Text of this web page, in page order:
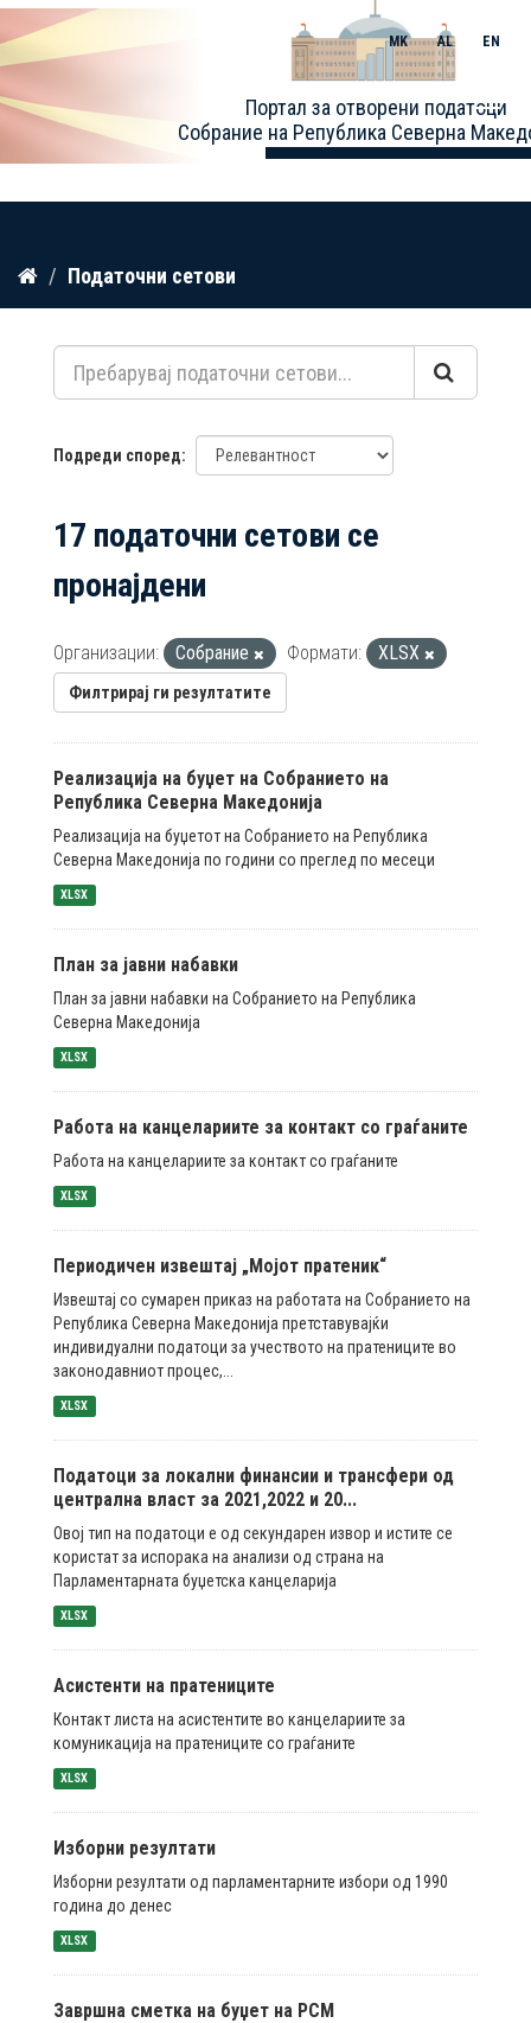
Прескокнете
содржина
Портал за отворени податоци
Собрание на Република Северна
MK AL EN
Toggle
Податочни сетови
Подреди според
17 податочни сетови се
пронајдени
Организации: Собрание Формати: XLSX
Филтрирај ги резултатите
Реализација на буџет на Собранието на
Република Северна Македонија
Реализација на буџетот на Собранието на Република
Северна Македонија по години со преглед по месеци
XLSX
План за јавни набавки
План за јавни набавки на Собранието на Република
Северна Македонија
XLSX
Работа на канцелариите за контакт со граѓаните
Работа на канцелариите за контакт со граѓаните
XLSX
Периодичен извештај „Мојот пратеник“
Извештај со сумарен приказ на работата на Собранието на
Република Северна Македонија претставувајќи
индивидуални податоци за учеството на пратениците во
законодавниот процес,...
XLSX
Податоци за локални финансии и трансфери од
централна власт за 2021,2022 и 20...
Овој тип на податоци е од секундарен извор и истите се
користат за испорака на анализи од страна на
Парламентарната буџетска канцеларија
XLSX
Асистенти на пратениците
Контакт листа на асистентите во канцелариите за
комуникација на пратениците со граѓаните
XLSX
Изборни резултати
Изборни резултати од парламентарните избори од 1990
година до денес
XLSX
Завршна сметка на буџет на РСМ